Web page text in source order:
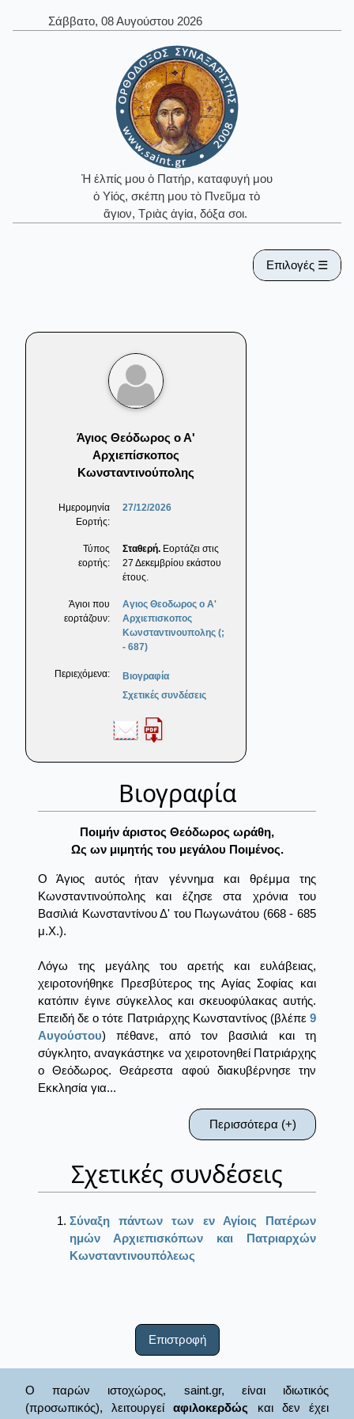
Σάββατο, 08 Αυγούστου 2026
Ἡ ἐλπίς μου ὁ Πατήρ, καταφυγή μου
ὁ Υἱός, σκέπη μου τὸ Πνεῦμα τὸ
ἅγιον, Τριὰς ἁγία, δόξα σοι.
Επιλογές ☰
Άγιος Θεόδωρος ο Α'
Αρχιεπίσκοπος
Κωνσταντινούπολης
Ημερομηνία
Εορτής:
27/12/2026
Τύπος
εορτής:
Σταθερή. Εορτάζει στις
27 Δεκεμβρίου εκάστου
έτους.
Άγιοι που
εορτάζουν:
Αγιος Θεοδωρος ο Α'
Αρχιεπισκοπος
Κωνσταντινουπολης (;
- 687)
Περιεχόμενα:
Βιογραφία
Σχετικές συνδέσεις
Βιογραφία
Ποιμήν άριστος Θεόδωρος ωράθη,
Ως ων μιμητής του μεγάλου Ποιμένος.
Ο Άγιος αυτός ήταν γέννημα και θρέμμα της
Κωνσταντινούπολης και έζησε στα χρόνια του
Βασιλιά Κωνσταντίνου Δ' του Πωγωνάτου (668 - 685
μ.Χ.).
Λόγω της μεγάλης του αρετής και ευλάβειας,
χειροτονήθηκε Πρεσβύτερος της Αγίας Σοφίας και
κατόπιν έγινε σύγκελλος και σκευοφύλακας αυτής.
Επειδή δε ο τότε Πατριάρχης Κωνσταντίνος (βλέπε 9
Αυγούστου) πέθανε, από τον βασιλιά και τη
σύγκλητο, αναγκάστηκε να χειροτονηθεί Πατριάρχης
ο Θεόδωρος. Θεάρεστα αφού διακυβέρνησε την
Εκκλησία για...
Περισσότερα (+)
Σχετικές συνδέσεις
Σύναξη πάντων των εν Αγίοις Πατέρων
ημών Αρχιεπισκόπων και Πατριαρχών
Κωνσταντινουπόλεως
Επιστροφή
Ο παρών ιστοχώρος, saint.gr, είναι ιδιωτικός
(προσωπικός), λειτουργείαφιλοκερδώς και δεν έχει